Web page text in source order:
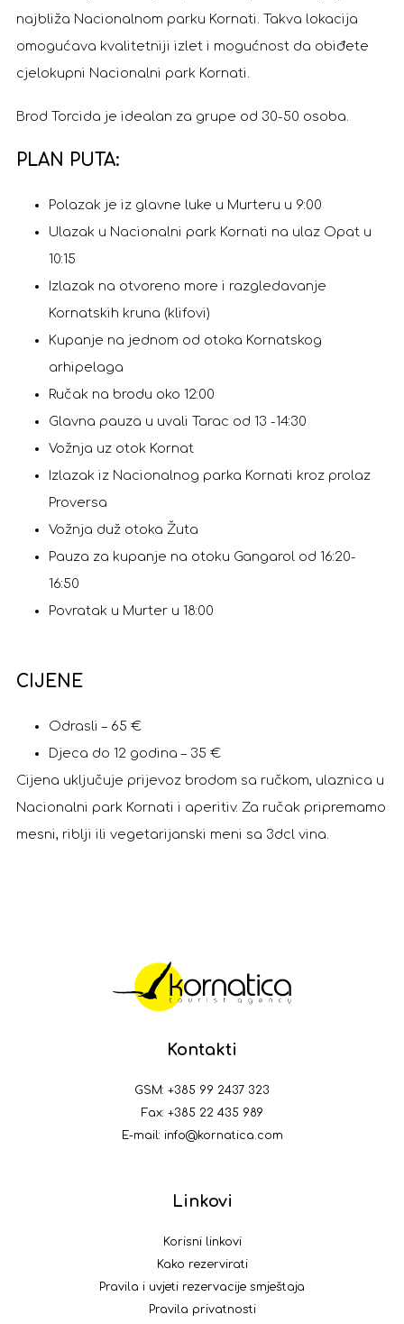
najbliža Nacionalnom parku Kornati. Takva lokacija
omogućava kvalitetniji izlet i mogućnost da obiđete
cjelokupni Nacionalni park Kornati.
Brod Torcida je idealan za grupe od 30-50 osoba.
PLAN PUTA:
Polazak je iz glavne luke u Murteru u 9:00
Ulazak u Nacionalni park Kornati na ulaz Opat u
10:15
Izlazak na otvoreno more i razgledavanje
Kornatskih kruna (klifovi)
Kupanje na jednom od otoka Kornatskog
arhipelaga
Ručak na brodu oko 12:00
Glavna pauza u uvali Tarac od 13 -14:30
Vožnja uz otok Kornat
Izlazak iz Nacionalnog parka Kornati kroz prolaz
Proversa
Vožnja duž otoka Žuta
Pauza za kupanje na otoku Gangarol od 16:20-
16:50
Povratak u Murter u 18:00
CIJENE
Odrasli – 65 €
Djeca do 12 godina – 35 €
Cijena uključuje prijevoz brodom sa ručkom, ulaznica u
Nacionalni park Kornati i aperitiv. Za ručak pripremamo
mesni, riblji ili vegetarijanski meni sa 3dcl vina.
Kontakti
GSM: +385 99 2437 323
Fax: +385 22 435 989
E-mail: info@kornatica.com
Linkovi
Korisni linkovi
Kako rezervirati
Pravila i uvjeti rezervacije smještaja
Pravila privatnosti